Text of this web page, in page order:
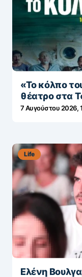
«Το κόλπο
θέατρο στα
7 Αυγούστου 2026,
Life
Ελένη